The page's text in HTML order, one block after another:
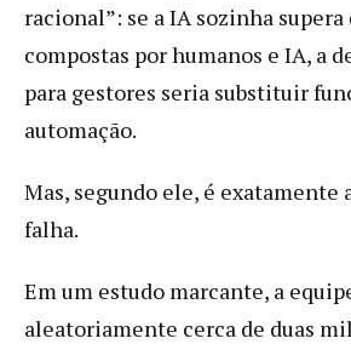
racional”: se a IA sozinha supera
compostas por humanos e IA, a
para gestores seria substituir
automação.
Mas, segundo ele, é exatamente
falha.
Em um estudo marcante, a
aleatoriamente cerca de duas